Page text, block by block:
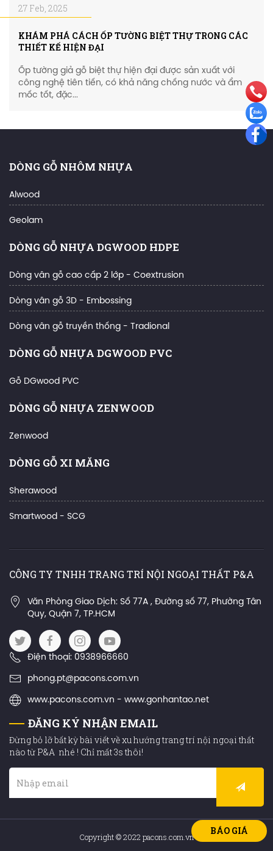
27 Feb, 2025
KHÁM PHÁ CÁCH ỐP TƯỜNG BIỆT THỰ TRONG CÁC
THIẾT KẾ HIỆN ĐẠI
Ốp tường giả gỗ biệt thự hiện đại được sản xuất với
công nghệ tiên tiến, có khả năng chống nước và ẩm
mốc tốt, đặc...
DÒNG GỖ NHÔM NHỰA
Alwood
Geolam
DÒNG GỖ NHỰA DGWOOD HDPE
Dòng vân gỗ cao cấp 2 lớp - Coextrusion
Dòng vân gỗ 3D - Embossing
Dòng vân gỗ truyền thống - Tradional
DÒNG GỖ NHỰA DGWOOD PVC
Gỗ DGwood PVC
DÒNG GỖ NHỰA ZENWOOD
Zenwood
DÒNG GỖ XI MĂNG
Sherawood
Smartwood - SCG
CÔNG TY TNHH TRANG TRÍ NỘI NGOẠI THẤT P&A
Văn Phòng Giao Dịch: Số 77A , Đường số 77, Phường Tân
Quy, Quận 7, TP.HCM
Điện thoại: 0938966660
phong.pt@pacons.com.vn
www.pacons.com.vn - www.gonhantao.net
ĐĂNG KÝ NHẬN EMAIL
Đừng bỏ lỡ bất kỳ bài viết về xu hướng trang trí nội ngoại thất
nào từ P&A nhé ! Chỉ mất 3s thôi!
Copyright © 2022 pacons.com.vn
BÁO GIÁ